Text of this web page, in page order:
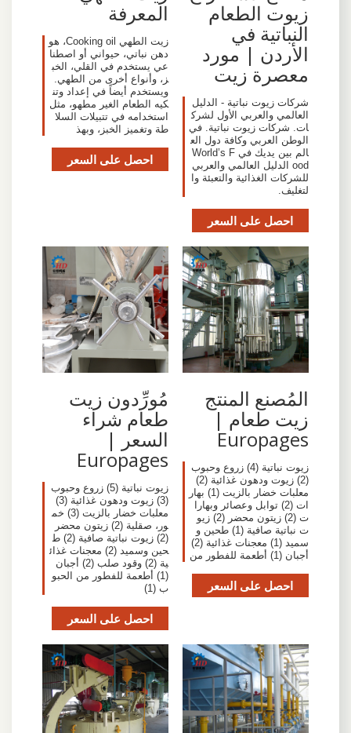
زيوت الطعام
النباتية في
الأردن | مورد
معصرة زيت
شركات زيوت نباتية - الدليل
العالمي والعربي الأول لشرك
ات. شركات زيوت نباتية. في
الوطن العربي وكافة دول الع
الم بين يديك في World’s F
ood الدليل العالمي والعربي
للشركات الغذائية والتعبئة وا
لتغليف.
احصل على السعر
المعرفة
زيت الطهي Cooking oil، هو
دهن نباتي، حيواني أو اصطنا
عي يستخدم في القلي، الخب
ز، وأنواع أخرى من الطهي.
ويستخدم أيضاً في إعداد وتن
كيه الطعام الغير مطهو، مثل
استخدامه في تتبيلات السلا
طة وتغميز الخبز، وبهذ
احصل على السعر
المُصنع المنتج
زيت طعام |
Europages
زيوت نباتية (4) زروع وحبوب
(2) زيوت ودهون غذائية (2)
معلبات خضار بالزيت (1) بهار
ات (2) توابل وعصائر وبهارا
ت (2) زيتون محضر (2) زيو
ت نباتية صافية (1) طحين و
سميد (1) معجنات غذائية (2)
أجبان (1) أطعمة للفطور من
احصل على السعر
مُورِّدون زيت
طعام شراء
السعر |
Europages
زيوت نباتية (5) زروع وحبوب
(3) زيوت ودهون غذائية (3)
معلبات خضار بالزيت (3) خم
ور، صقلية (2) زيتون محضر
(2) زيوت نباتية صافية (2) ط
حين وسميد (2) معجنات غذائ
ية (2) وقود صلب (2) أجبان
(1) أطعمة للفطور من الحبو
ب (1)
احصل على السعر